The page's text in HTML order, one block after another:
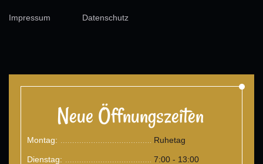
Impressum Datenschutz
Neue Öffnungszeiten
Montag: Ruhetag
Dienstag: .......................................7:00 - 13:00